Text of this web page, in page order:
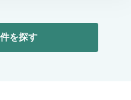
を探す